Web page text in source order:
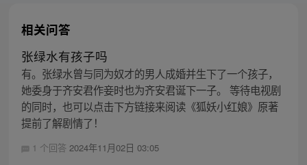
相关问答
张绿水有孩子吗
有。张绿水曾与同为奴才的男人成婚并生下了一个孩子，
她委身于齐安君作妾时也为齐安君诞下一子。 等待电视剧
的同时，也可以点击下方链接来阅读《狐妖小红娘》原著
提前了解剧情了！
1 个回答 2024年11月02日 03:05